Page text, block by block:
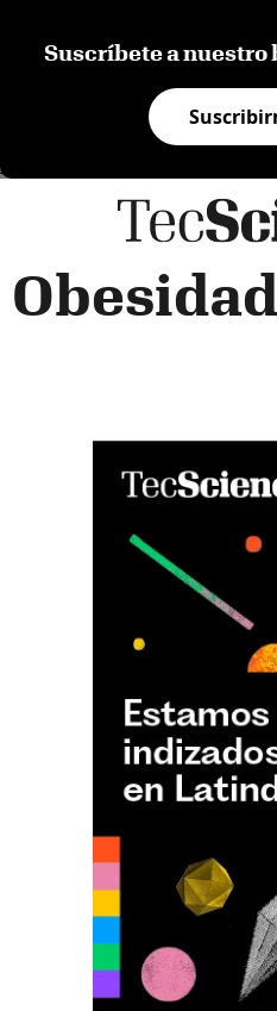
Suscríbete a nuestro
Obesidad